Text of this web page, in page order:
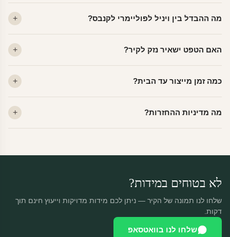
מה ההבדל בין ויניל לפוליימרי לקנבס?
פרמיום. קנבס — בד אמנותי יוקרתי, מט.
האם הטפט ישאיר נזק לקיר?
מתאים לקיר מטויח, גבס, קרמיקה וזכוכית.
כמה זמן מייצור עד הבית?
יוצאות באותו יום.
מה מדיניות ההחזרות?
לא בטוחים במידות?
שלחו לנו תמונה של הקיר — ניתן לכם מידות מדויקות וייעוץ חינם תוך
דקות.
שלחו לנו בוואטסאפ